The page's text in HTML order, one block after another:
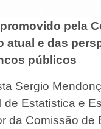
pela
atual e das
públicos
Sergio
de Estatística e
da Comissão de